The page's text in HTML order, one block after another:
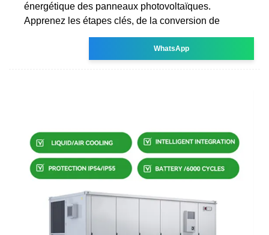
énergétique des panneaux photovoltaïques.
Apprenez les étapes clés, de la conversion de
WhatsApp